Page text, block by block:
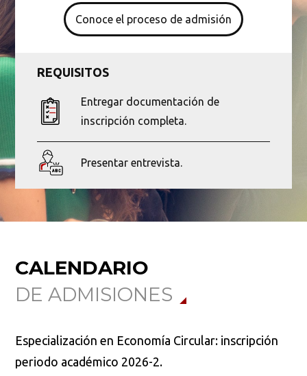
Conoce el proceso de admisión
REQUISITOS
Entregar documentación de
inscripción completa.
Presentar entrevista.
CALENDARIO
DE ADMISIONES
Especialización en Economía Circular: inscripción
periodo académico 2026-2.